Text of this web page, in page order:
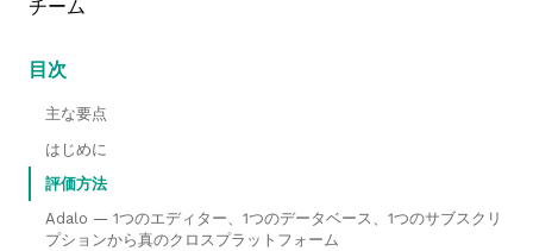
目次
主な要点
はじめに
評価方法
Adalo — 1つのエディター、1つのデータベース、1つのサブスクリ
プションから真のクロスプラットフォーム